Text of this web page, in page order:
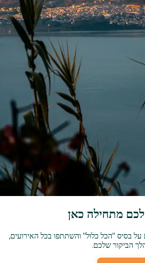
מתחילה כאן
בסיס "הכל כלול" והשתתפו בכל האירועים,
הביקור שלכם.